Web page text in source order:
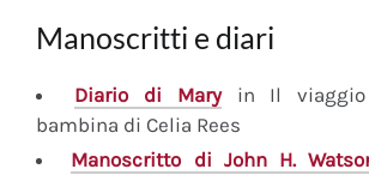
Manoscritti e diari
Diariodi Maryin Il viaggio
bambina di Celia Rees
Manoscritto di John H.